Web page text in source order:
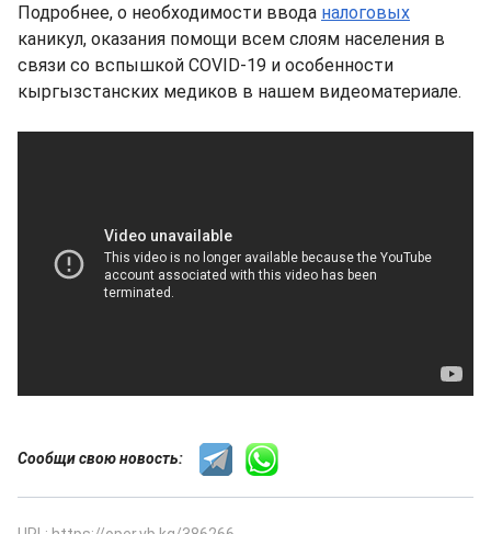
Подробнее, о необходимости ввода налоговых
каникул, оказания помощи всем слоям населения в
связи со вспышкой COVID-19 и особенности
кыргызстанских медиков в нашем видеоматериале.
Сообщи свою новость: